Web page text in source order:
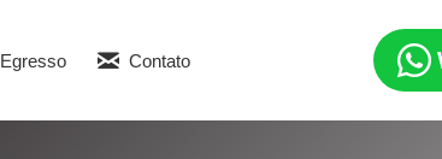
Egresso Contato